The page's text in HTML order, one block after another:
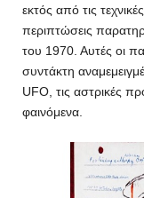
εκτός από τις
περιπτώσεις
του 1970. Αυτές οι
συντάκτη
UFO, τις αστρικές
φαινόμενα.